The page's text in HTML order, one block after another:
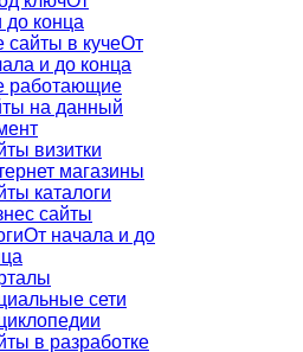
до конца
сайты в кучеОт
и до конца
работающие
на данный
визитки
магазины
каталоги
сайты
От начала и до
сети
в разработке